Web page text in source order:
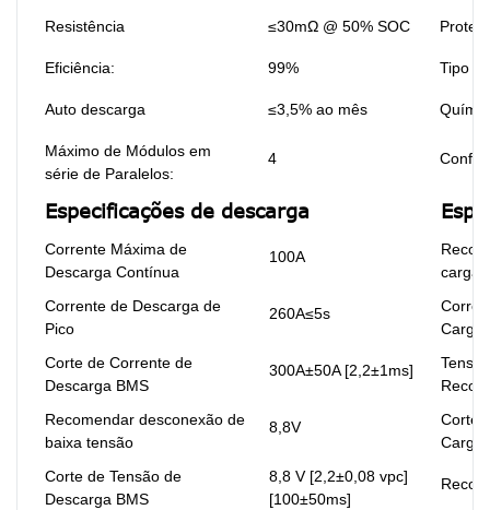
Resistência ≤30mΩ @ 50% SOC
Eficiência: 99% Tipo
Auto descarga ≤3,5% ao mês
Máximo de Módulos em
série de Paralelos:
4
Especificações de descarga
Corrente Máxima de
Descarga Contínua
100A
carga
Corrente de Descarga de
Pico
260A≤5s
Carga
Corte de Corrente de
Descarga BMS
300A±50A [2,2±1ms]
Recomendar desconexão de
baixa tensão
8,8V
Corte
Carga
Corte de Tensão de
Descarga BMS
8,8 V [2,2±0,08 vpc]
[100±50ms]